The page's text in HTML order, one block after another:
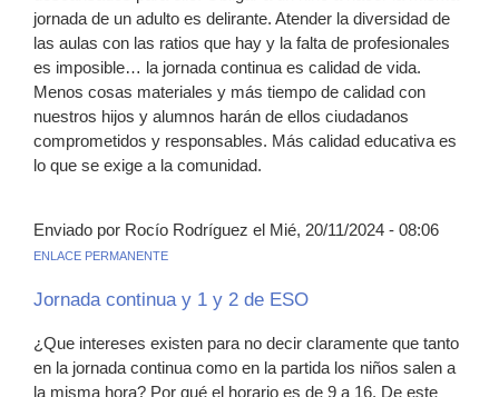
jornada de un adulto es delirante. Atender la diversidad de
las aulas con las ratios que hay y la falta de profesionales
es imposible… la jornada continua es calidad de vida.
Menos cosas materiales y más tiempo de calidad con
nuestros hijos y alumnos harán de ellos ciudadanos
comprometidos y responsables. Más calidad educativa es
lo que se exige a la comunidad.
Enviado por Rocío Rodríguez el Mié, 20/11/2024 - 08:06
ENLACE PERMANENTE
Jornada continua y 1 y 2 de ESO
¿Que intereses existen para no decir claramente que tanto
en la jornada continua como en la partida los niños salen a
la misma hora? Por qué el horario es de 9 a 16. De este